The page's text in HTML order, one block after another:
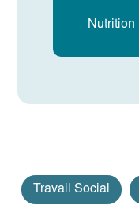
Nutrition
Travail Social